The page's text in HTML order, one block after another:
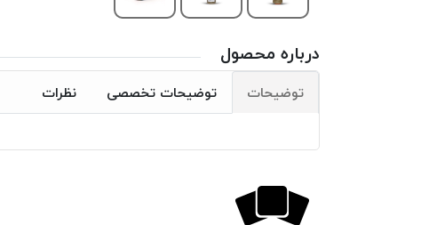
درباره محصول
توضیحات توضیحات تخصصی نظرات